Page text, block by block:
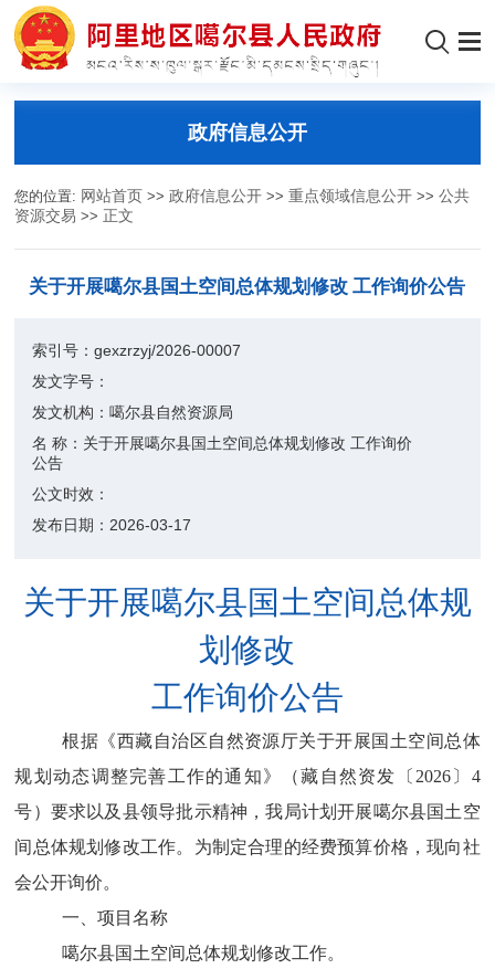
政府信息公开
您的位置: 网站首页 >>政府信息公开 >>重点领域信息公开 >>公共
资源交易 >> 正文
关于开展噶尔县国土空间总体规划修改 工作询价公告
索引号：gexzrzyj/2026-00007
发文字号：
发文机构：噶尔县自然资源局
名 称： 关于开展噶尔县国土空间总体规划修改 工作询价
公告
公文时效：
发布日期： 2026-03-17
关于开展噶尔县国土空间总体规
划修改
工作询价公告
根据《西藏自治区自然资源厅关于开展国土空间总体
规划动态调整完善工作的通知》
（藏自然资发〔 2026 〕 4
号） 要求以及县领导批示精神，我局计划开展噶尔县国土空
间总体规划修改工作。为制定合理的经费预算价格，现向社
会公开询价。
一、项目名称
噶尔县国土空间总体规划修改工作。